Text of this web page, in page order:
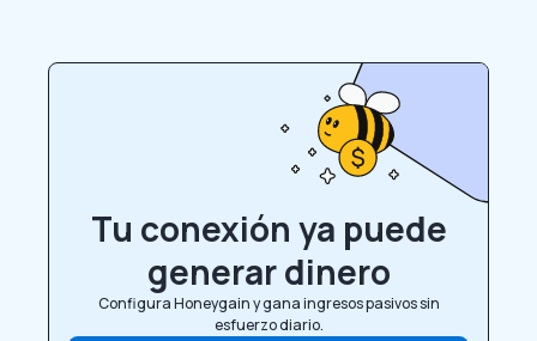
Tu conexión ya puede
generar dinero
Configura Honeygain y gana ingresos pasivos sin
esfuerzo diario.